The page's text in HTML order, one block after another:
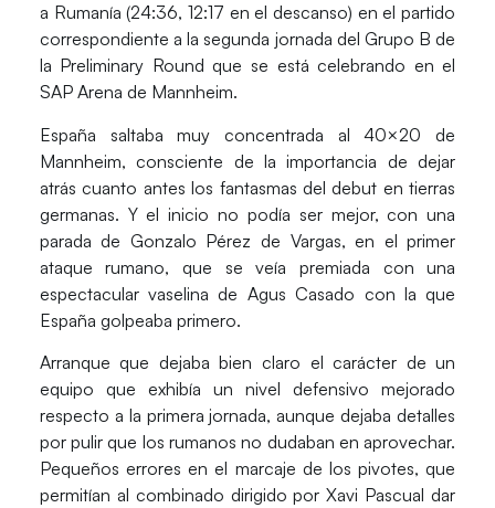
a Rumanía(24:36, 12:17 en el descanso) en el partido
correspondiente a la segunda jornada del Grupo B de
la Preliminary Round que se está celebrando en el
SAP Arena de Mannheim.
España saltaba muy concentrada al 40×20 de
Mannheim, consciente de la importancia de dejar
atrás cuanto antes los fantasmas del debut en tierras
germanas. Y el inicio no podía ser mejor, con una
parada de Gonzalo Pérez de Vargas, en el primer
ataque rumano, que se veía premiada con una
espectacular vaselina de Agus Casado con la que
España golpeaba primero.
Arranque que dejaba bien claro el carácter de un
equipo que exhibía unnivel defensivo mejorado
respecto a la primera jornada, aunque dejaba detalles
por pulir que los rumanos no dudaban en aprovechar.
Pequeños errores en el marcaje de los pivotes, que
permitían al combinado dirigido porXavi Pascual dar